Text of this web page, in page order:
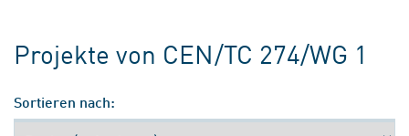
Projekte von CEN/TC 274/WG 1
Sortieren nach: